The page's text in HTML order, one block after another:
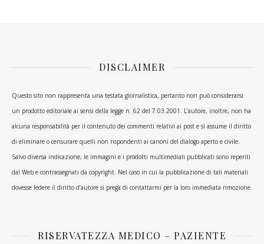
DISCLAIMER
Questo sito non rappresenta una testata giornalistica, pertanto non può considerarsi
un prodotto editoriale ai sensi della legge n. 62 del 7.03.2001. L’autore, inoltre, non ha
alcuna responsabilità per il contenuto dei commenti relativi ai post e si assume il diritto
di eliminare o censurare quelli non rispondenti ai canoni del dialogo aperto e civile.
Salvo diversa indicazione, le immagini e i prodotti multimediali pubblicati sono reperiti
dal Web e contrassegnati da copyright. Nel caso in cui la pubblicazione di tali materiali
dovesse ledere il diritto d’autore si prega di contattarmi per la loro immediata rimozione.
RISERVATEZZA MEDICO – PAZIENTE